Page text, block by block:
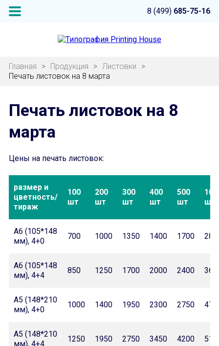
8 (499) 685-75-16
Главная > Продукция > Листовки
>
Печать листовок на 8 марта
Печать листовок на 8
марта
Цены на печать листовок:
размер и
цветность/
тираж
100
шт
200
шт
300
шт
400
шт
500
шт
шт
А6 (105*148
мм), 4+0
700 1000 1350 1400 1700
А6 (105*148
мм), 4+4
850 1250 1700 2000 2400
А5 (148*210
мм), 4+0
1000 1400 1950 2300 2750
А5 (148*210
мм), 4+4
1250 1950 2750 3450 4200